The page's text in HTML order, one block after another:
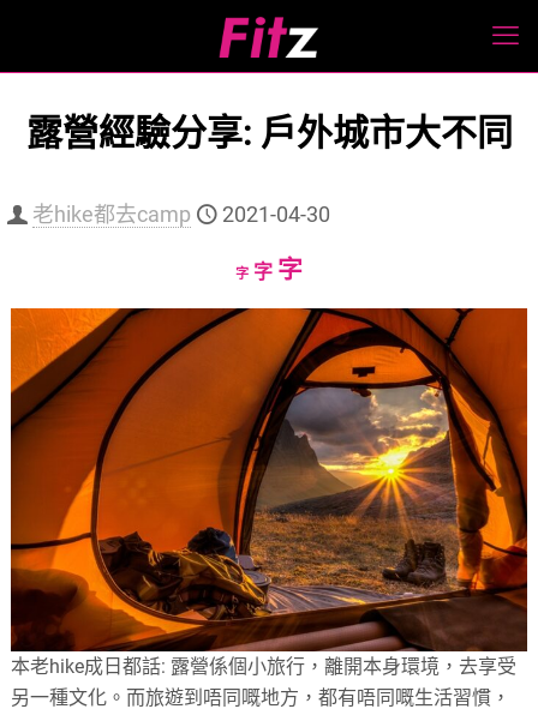
露營經驗分享: 戶外城市大不同
老hike都去camp 2021-04-30
字Decrease
字Reset
size.
字Increase
size.
本老hike成日都話: 露營係個小旅行，離開本身環境，去享受
另一種文化。而旅遊到唔同嘅地方，都有唔同嘅生活習慣，